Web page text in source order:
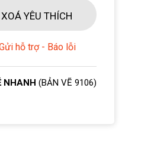
YÊU THÍCH
hỗ trợ - Báo lỗi
NHANH (BẢN VẼ 9106)